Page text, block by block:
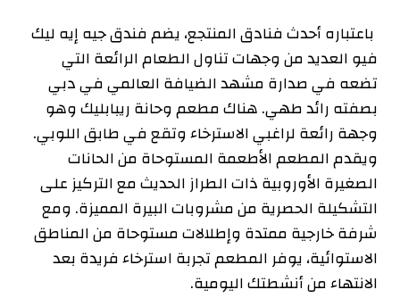
باعتباره أحدث فنادق المنتجع، يضم فندق جيه إيه ليك
فيو العديد من وجهات تناول الطعام الرائعة التي
تضعه في صدارة مشهد الضيافة العالمي في دبي
بصفته رائد طهي. هناك مطعم وحانة ريبابليك وهو
وجهة رائعة لراغبي الاسترخاء وتقع في طابق اللوبي.
ويقدم المطعم الأطعمة المستوحاة من الحانات
الصغيرة الأوروبية ذات الطراز الحديث مع التركيز على
التشكيلة الحصرية من مشروبات البيرة المميزة. ومع
شرفة خارجية ممتدة وإطلالات مستوحاة من المناطق
الاستوائية، يوفر المطعم تجربة استرخاء فريدة بعد
الانتهاء من أنشطتك اليومية.